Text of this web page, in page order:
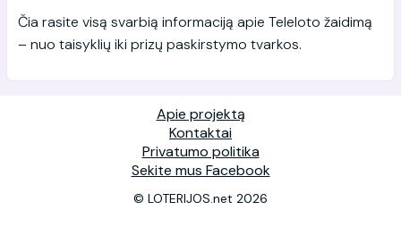
Čia rasite visą svarbią informaciją apie Teleloto žaidimą
– nuo taisyklių iki prizų paskirstymo tvarkos.
Apie projektą
Kontaktai
Privatumo politika
Sekite mus Facebook
© LOTERIJOS.net 2026